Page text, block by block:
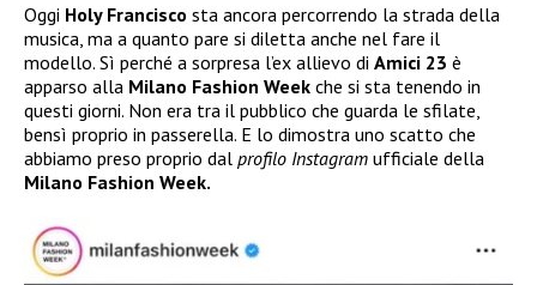
Oggi Holy Francisco sta ancora percorrendo la strada della
musica, ma a quanto pare si diletta anche nel fare il
modello. Sì perché a sorpresa l’ex allievo di Amici 23 è
apparso alla Milano Fashion Week che si sta tenendo in
questi giorni. Non era tra il pubblico che guarda le sfilate,
bensì proprio in passerella. E lo dimostra uno scatto che
abbiamo preso proprio dal profilo Instagram ufficiale della
Milano Fashion Week.